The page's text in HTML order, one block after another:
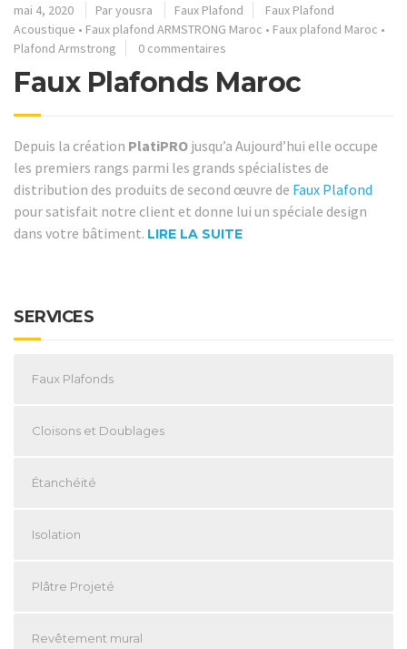
mai 4, 2020 Paryousra Faux Plafond
Faux Plafond
Acoustique • Faux plafond ARMSTRONG Maroc • Faux plafond Maroc •
Plafond Armstrong
0 commentaires
Faux Plafonds Maroc
Depuis la création PlatiPRO jusqu’a Aujourd’hui elle occupe
les premiers rangs parmi les grands spécialistes de
distribution des produits de second œuvre de Faux Plafond
pour satisfait notre client et donne lui un spéciale design
dans votre bâtiment. LIRE LA SUITE
SERVICES
Faux Plafonds
Cloisons et Doublages
Étanchéité
Isolation
Plâtre Projeté
Revêtement mural